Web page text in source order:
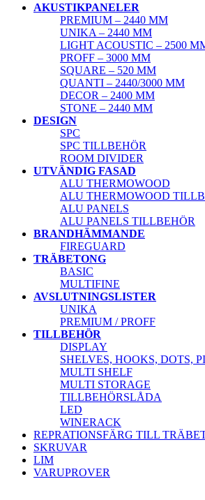
AKUSTIKPANELER
PREMIUM – 2440 MM
UNIKA – 2440 MM
LIGHT ACOUSTIC – 2500
PROFF – 3000 MM
SQUARE – 520 MM
QUANTI – 2440/3000 MM
DECOR – 2400 MM
STONE – 2440 MM
DESIGN
SPC
SPC TILLBEHÖR
ROOM DIVIDER
UTVÄNDIG FASAD
ALU THERMOWOOD
ALU THERMOWOOD
ALU PANELS
ALU PANELS TILLBEHÖR
BRANDHÄMMANDE
FIREGUARD
TRÄBETONG
BASIC
MULTIFINE
AVSLUTNINGSLISTER
UNIKA
PREMIUM / PROFF
TILLBEHÖR
DISPLAY
SHELVES, HOOKS, DOTS,
MULTI SHELF
MULTI STORAGE
TILLBEHÖRSLÅDA
LED
WINERACK
REPRATIONSFÄRG TILL
SKRUVAR
LIM
VARUPROVER